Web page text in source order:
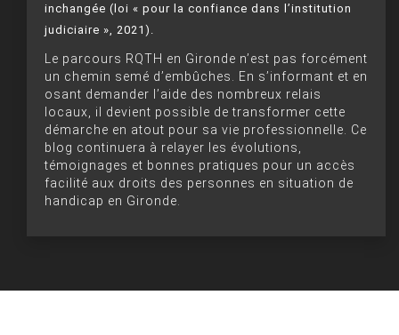
inchangée (loi « pour la confiance dans l’institution
judiciaire », 2021).
Le parcours RQTH en Gironde n’est pas forcément
un chemin semé d’embûches. En s’informant et en
osant demander l’aide des nombreux relais
locaux, il devient possible de transformer cette
démarche en atout pour sa vie professionnelle. Ce
blog continuera à relayer les évolutions,
témoignages et bonnes pratiques pour un accès
facilité aux droits des personnes en situation de
handicap en Gironde.